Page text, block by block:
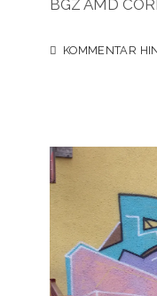
BGZ AMD
KOMMENTAR